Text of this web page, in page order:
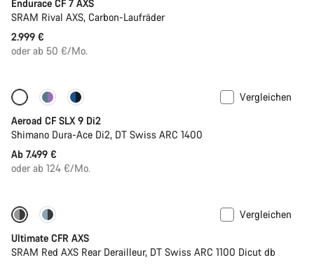
Endurace CF 7 AXS
SRAM Rival AXS, Carbon-Laufräder
2.999 €
oder ab 50 €/Mo.
Anpassen
Vergleichen
Aeroad CF SLX 9 Di2
Shimano Dura-Ace Di2, DT Swiss ARC 1400
Ab 7.499 €
oder ab 124 €/Mo.
-13%
Vergleichen
Ultimate CFR AXS
SRAM Red AXS Rear Derailleur, DT Swiss ARC 1100 Dicut db